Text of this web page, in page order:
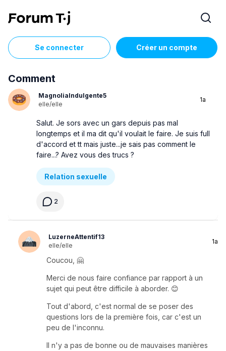
Se connecter Créer un compte
Comment
MagnoliaIndulgente5
elle/elle
1a
Salut. Je sors avec un gars depuis pas mal
longtemps et il ma dit qu'il voulait le faire. Je suis full
d'accord et tt mais juste...je sais pas comment le
faire...? Avez vous des trucs ?
Relation sexuelle
2
LuzerneAttentif13
elle/elle
1a
Coucou, 🤗
Merci de nous faire confiance par rapport à un
sujet qui peut être difficile à aborder. 😊
Tout d'abord, c'est normal de se poser des
questions lors de la première fois, car c'est un
peu de l'inconnu.
Il n'y a pas de bonne ou de mauvaises manières